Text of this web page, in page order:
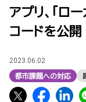
アプリ、「ロ
コードを公開
2023.06.02
都市課題への対応